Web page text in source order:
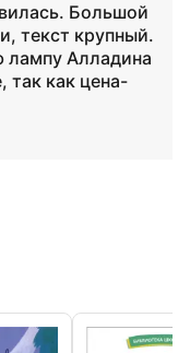
Большой
текст крупный.
лампу Алладина
так как цена-